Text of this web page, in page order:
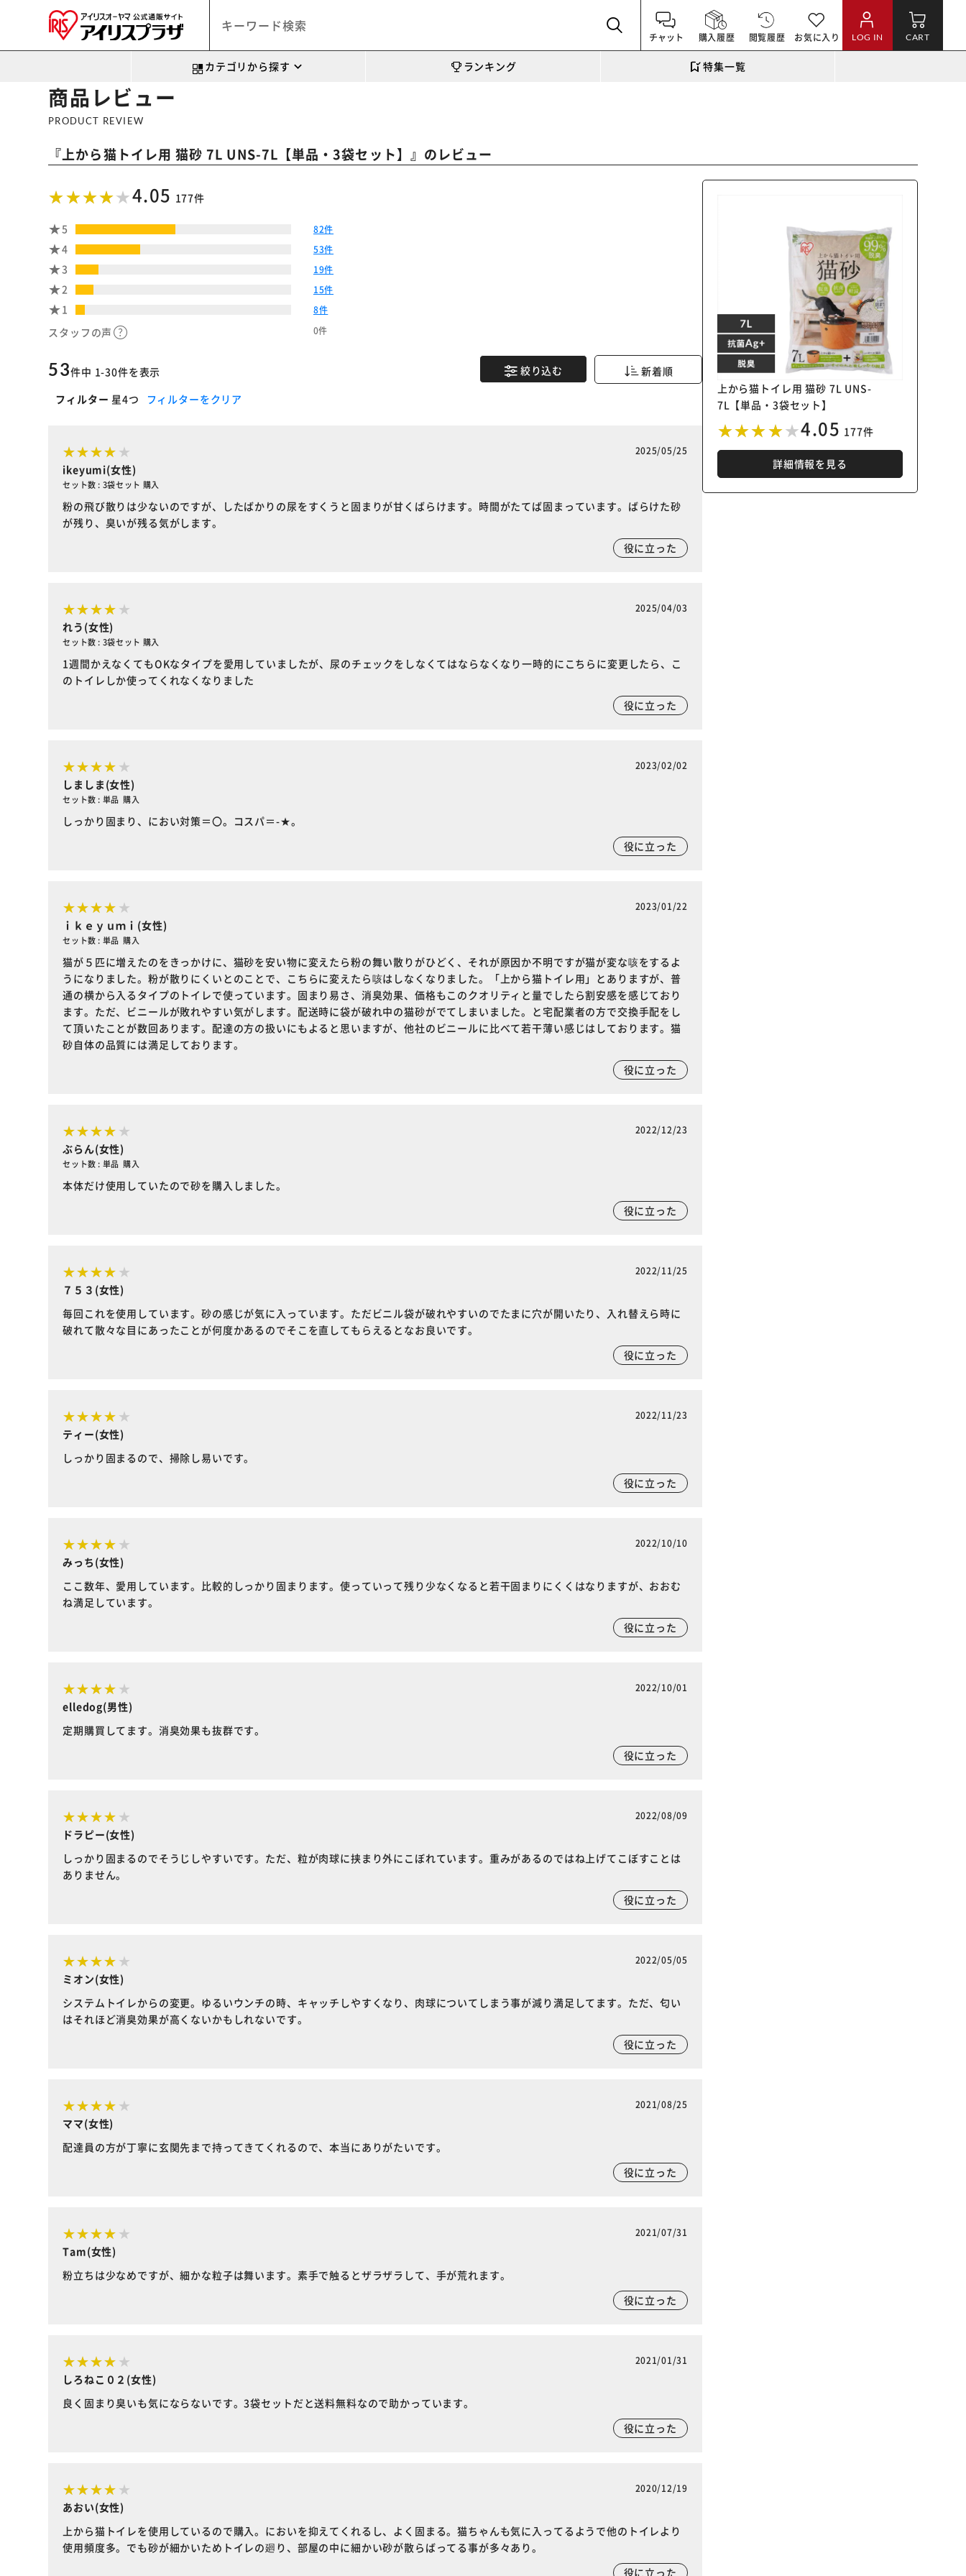
チャット 購入履歴 閲覧履歴 お気に入り LOG IN CART
カテゴリから探す ランキング 特集一覧
商品レビュー
PRODUCT REVIEW
『上から猫トイレ用 猫砂 7L UNS-7L【単品・3袋セット】 』のレビュー
上から猫トイレ用 猫砂 7L UNS-
7L【単品・3袋セット】
4.05 177件
詳細情報を見る
4.05 177件
5 82件
4 53件
3 19件
2 15件
1 8件
スタッフの声 0件
絞り込む 新着順
53件中 1-30件を表示
フィルター 星4つ フィルターをクリア
2025/05/25
ikeyumi(女性)
セット数 : 3袋セット 購入
粉の飛び散りは少ないのですが、したばかりの尿をすくうと固まりが甘くばらけます。時間がたてば固まっています。ばらけた砂
が残り、臭いが残る気がします。
役に立った
2025/04/03
れう(女性)
セット数 : 3袋セット 購入
1週間かえなくてもOKなタイプを愛用していましたが、尿のチェックをしなくてはならなくなり一時的にこちらに変更したら、こ
のトイレしか使ってくれなくなりました
役に立った
2023/02/02
しましま(女性)
セット数 : 単品 購入
しっかり固まり、におい対策＝〇。コスパ＝-★。
役に立った
2023/01/22
ｉｋｅｙｕｍｉ(女性)
セット数 : 単品 購入
猫が５匹に増えたのをきっかけに、猫砂を安い物に変えたら粉の舞い散りがひどく、それが原因か不明ですが猫が変な咳をするよ
うになりました。粉が散りにくいとのことで、こちらに変えたら咳はしなくなりました。「上から猫トイレ用」とありますが、普
通の横から入るタイプのトイレで使っています。固まり易さ、消臭効果、価格もこのクオリティと量でしたら割安感を感じており
ます。ただ、ビニールが敗れやすい気がします。配送時に袋が破れ中の猫砂がでてしまいました。と宅配業者の方で交換手配をし
て頂いたことが数回あります。配達の方の扱いにもよると思いますが、他社のビニールに比べて若干薄い感じはしております。猫
砂自体の品質には満足しております。
役に立った
2022/12/23
ぶらん(女性)
セット数 : 単品 購入
本体だけ使用していたので砂を購入しました。
役に立った
2022/11/25
７５３(女性)
毎回これを使用しています。砂の感じが気に入っています。ただビニル袋が破れやすいのでたまに穴が開いたり、入れ替えら時に
破れて散々な目にあったことが何度かあるのでそこを直してもらえるとなお良いです。
役に立った
2022/11/23
ティー(女性)
しっかり固まるので、掃除し易いです。
役に立った
2022/10/10
みっち(女性)
ここ数年、愛用しています。比較的しっかり固まります。使っていって残り少なくなると若干固まりにくくはなりますが、おおむ
ね満足しています。
役に立った
2022/10/01
elledog(男性)
定期購買してます。消臭効果も抜群です。
役に立った
2022/08/09
ドラピー(女性)
しっかり固まるのでそうじしやすいです。ただ、粒が肉球に挟まり外にこぼれています。重みがあるのではね上げてこぼすことは
ありません。
役に立った
2022/05/05
ミオン(女性)
システムトイレからの変更。ゆるいウンチの時、キャッチしやすくなり、肉球についてしまう事が減り満足してます。ただ、匂い
はそれほど消臭効果が高くないかもしれないです。
役に立った
2021/08/25
ママ(女性)
配達員の方が丁寧に玄関先まで持ってきてくれるので、本当にありがたいです。
役に立った
2021/07/31
Tam(女性)
粉立ちは少なめですが、細かな粒子は舞います。素手で触るとザラザラして、手が荒れます。
役に立った
2021/01/31
しろねこ０２(女性)
良く固まり臭いも気にならないです。3袋セットだと送料無料なので助かっています。
役に立った
2020/12/19
あおい(女性)
上から猫トイレを使用しているので購入。においを抑えてくれるし、よく固まる。猫ちゃんも気に入ってるようで他のトイレより
使用頻度多。でも砂が細かいためトイレの廻り、部屋の中に細かい砂が散らばってる事が多々あり。
役に立った
※ご確認ください